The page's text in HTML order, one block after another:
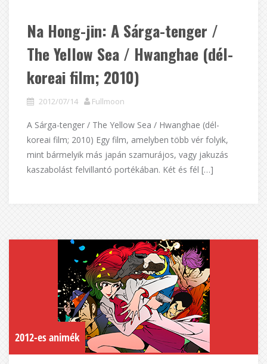
Na Hong-jin: A Sárga-tenger /
The Yellow Sea / Hwanghae (dél-
koreai film; 2010)
2012/07/14 Fullmoon
A Sárga-tenger / The Yellow Sea / Hwanghae (dél-
koreai film; 2010) Egy film, amelyben több vér folyik,
mint bármelyik más japán szamurájos, vagy jakuzás
kaszabolást felvillantó portékában. Két és fél […]
2012-es animék